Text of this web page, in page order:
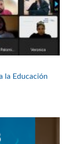
la Educación